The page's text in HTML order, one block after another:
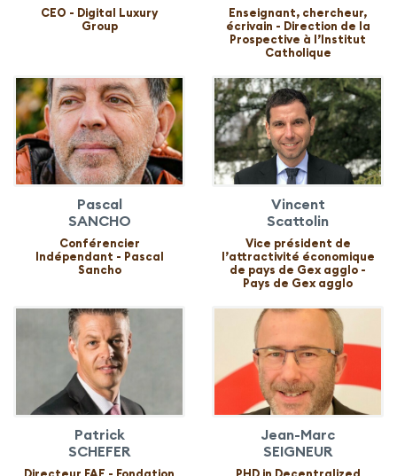
CEO - Digital Luxury
Group
Enseignant, chercheur,
écrivain - Direction de la
Prospective à l’Institut
Catholique
Pascal
SANCHO
Conférencier
Indépendant - Pascal
Sancho
Vincent
Scattolin
Vice président de
l’attractivité économique
de pays de Gex agglo -
Pays de Gex agglo
Patrick
SCHEFER
Directeur FAE - Fondation
Jean-Marc
SEIGNEUR
PHD in Decentralized